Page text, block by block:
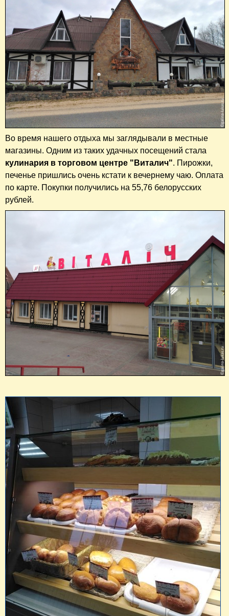
Во время нашего отдыха мы заглядывали в местные
магазины. Одним из таких удачных посещений стала
кулинария в торговом центре "Виталич". Пирожки,
печенье пришлись очень кстати к вечернему чаю. Оплата
по карте. Покупки получились на 55,76 белорусских
рублей.